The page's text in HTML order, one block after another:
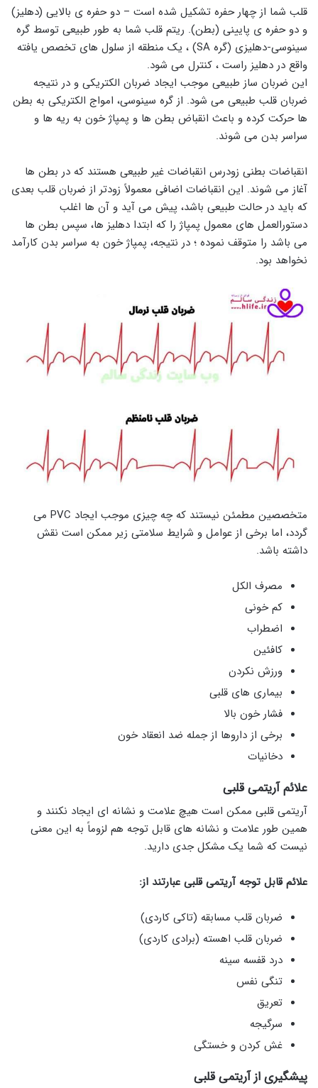
قلب شما از چهار حفره تشکیل شده است – دو حفره ی بالایی (دهلیز)
و دو حفره ی پایینی (بطن). ریتم قلب شما به طور طبیعی توسط گره
سینوسی-دهلیزی (گره SA) ، یک منطقه از سلول های تخصص یافته
واقع در دهلیز راست ، کنترل می شود.
این ضربان ساز طبیعی موجب ایجاد ضربان الکتریکی و در نتیجه
ضربان قلب طبیعی می شود. از گره سینوسی، امواج الکتریکی به بطن
ها حرکت کرده و باعث انقباض بطن ها و پمپاژ خون به ریه ها و
سراسر بدن می شوند.
انقباضات بطنی زودرس انقباضات غیر طبیعی هستند که در بطن ها
آغاز می شوند. این انقباضات اضافی معمولاً زودتر از ضربان قلب بعدی
که باید در حالت طبیعی باشد، پیش می آید و آن ها اغلب
دستورالعمل های معمول پمپاژ را که ابتدا دهلیز ها، سپس بطن ها
می باشد را متوقف نموده ؛ در نتیجه، پمپاژ خون به سراسر بدن کارآمد
نخواهد بود.
متخصصین مطمئن نیستند که چه چیزی موجب ایجاد PVC می
گردد، اما برخی از عوامل و شرایط سلامتی زیر ممکن است نقش
داشته باشد.
مصرف الکل
کم خونی
اضطراب
کافئین
ورزش نکردن
بیماری های قلبی
فشار خون بالا
برخی از داروها از جمله ضد انعقاد خون
دخانیات
علائم آریتمی قلبی
آریتمی قلبی ممکن است هیچ علامت و نشانه ای ایجاد نکنند و
همین طور علامت و نشانه های قابل توجه هم لزوماً به این معنی
نیست که شما یک مشکل جدی دارید.
علائم قابل توجه آریتمی قلبی عبارتند از:
ضربان قلب مسابقه (تاکی کاردی)
ضربان قلب اهسته (برادی کاردی)
درد قفسه سینه
تنگی نفس
تعریق
سرگیجه
غش کردن و خستگی
پیشگیری از آریتمی قلبی